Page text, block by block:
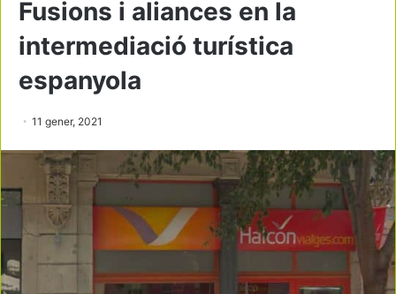
Fusions i aliances en la
intermediació turística
espanyola
11 gener, 2021